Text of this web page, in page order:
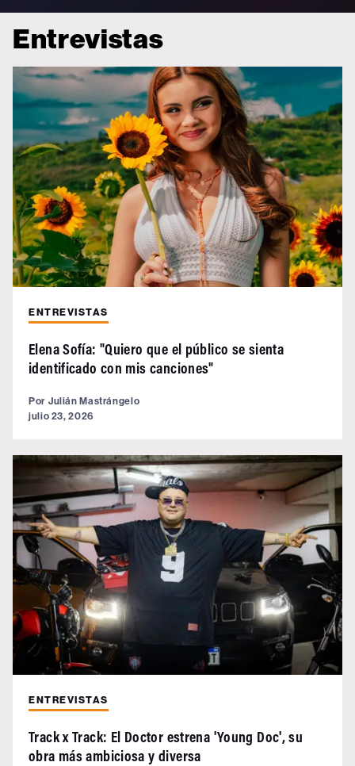
Entrevistas
ENTREVISTAS
Elena Sofía: "Quiero que el público se sienta
identificado con mis canciones"
Por Julián Mastrángelo
julio 23, 2026
ENTREVISTAS
Track x Track: El Doctor estrena 'Young Doc', su
obra más ambiciosa y diversa